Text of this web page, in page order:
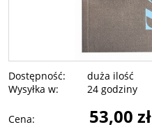
Dostępność:
duża ilość
Wysyłka w:
24 godziny
Cena: 53,00 zł